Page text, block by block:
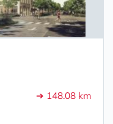
➔ 148.08 km